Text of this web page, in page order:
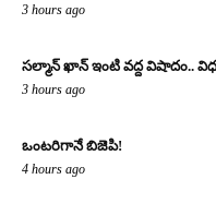
3 hours ago
సల్మాన్ ఖాన్ ఇంటి వద్ద విషాదం..
3 hours ago
ఒంటరిగానే బిజెపి!
4 hours ago